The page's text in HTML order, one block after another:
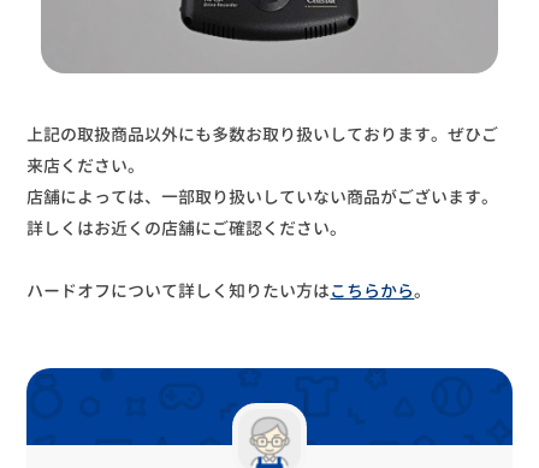
来店ください。
店舗によっては、一部取り扱いしていない商品がございます。
詳しくはお近くの店舗にご確認ください。